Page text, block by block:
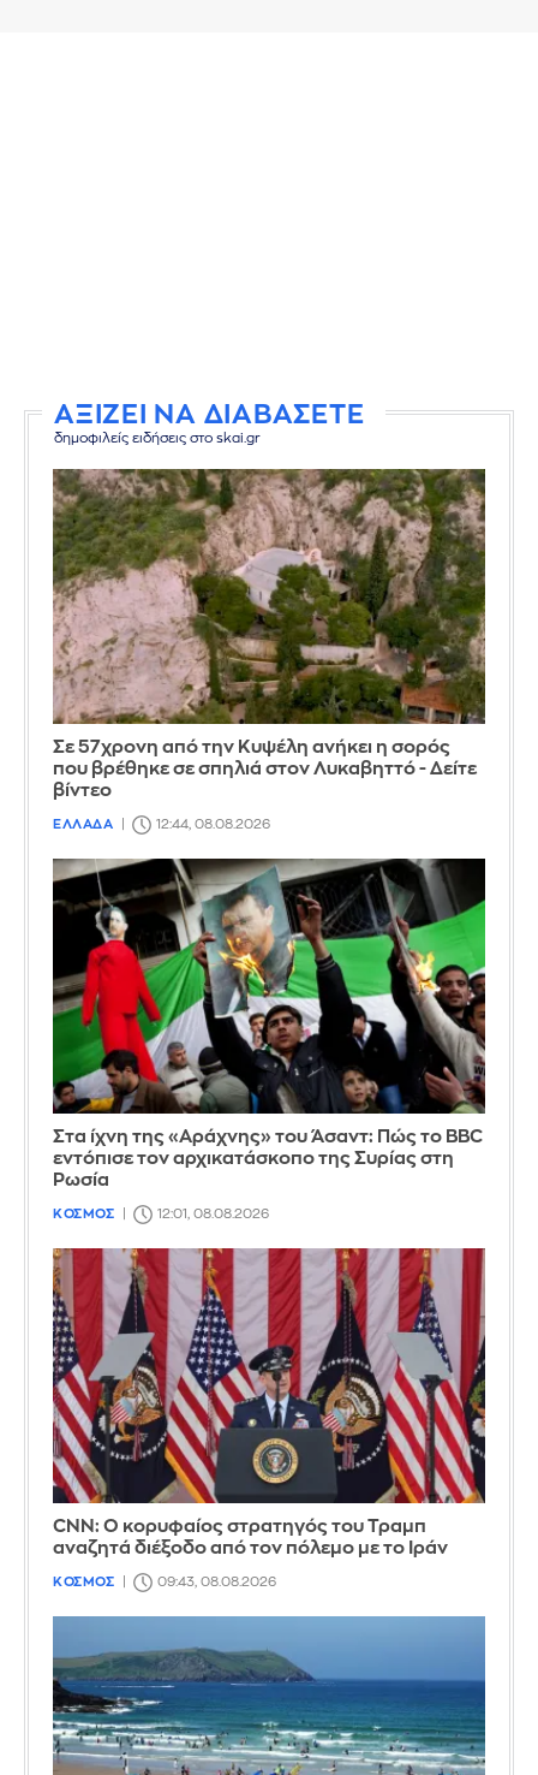
ΑΞΙΖΕΙ ΝΑ ΔΙΑΒΑΣΕΤΕ
δημοφιλείς ειδήσεις στο skai.gr
Σε 57χρονη από την Κυψέλη ανήκει η σορός
που βρέθηκε σε σπηλιά στον Λυκαβηττό - Δείτε
βίντεο
ΕΛΛΑΔΑ 12:44, 08.08.2026
Στα ίχνη της «Αράχνης» του Άσαντ: Πώς το BBC
εντόπισε τον αρχικατάσκοπο της Συρίας στη
Ρωσία
ΚΟΣΜΟΣ 12:01, 08.08.2026
CNN: Ο κορυφαίος στρατηγός του Τραμπ
αναζητά διέξοδο από τον πόλεμο με το Ιράν
ΚΟΣΜΟΣ 09:43, 08.08.2026